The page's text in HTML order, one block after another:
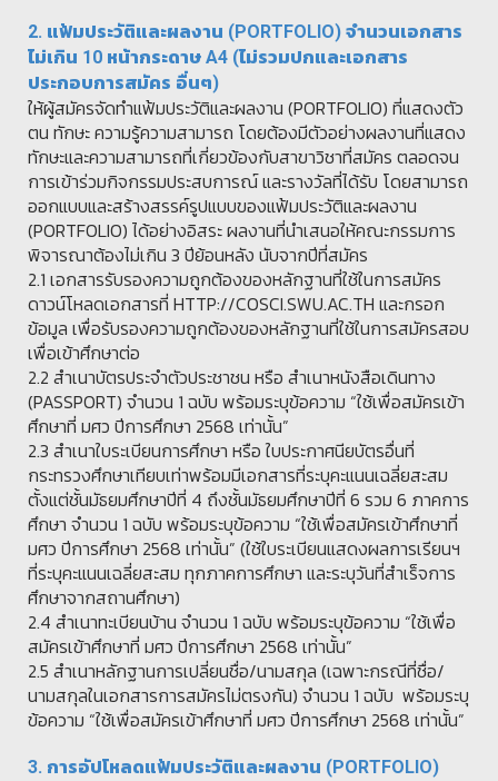
2. แฟ้มประวัติและผลงาน (PORTFOLIO) จำนวนเอกสาร
ไม่เกิน 10 หน้ากระดาษ A4 (ไม่รวมปกและเอกสาร
ประกอบการสมัคร อื่นๆ)
ให้ผู้สมัครจัดทำแฟ้มประวัติและผลงาน (PORTFOLIO) ที่แสดงตัว
ตน ทักษะ ความรู้ความสามารถ โดยต้องมีตัวอย่างผลงานที่แสดง
ทักษะและความสามารถที่เกี่ยวข้องกับสาขาวิชาที่สมัคร ตลอดจน
การเข้าร่วมกิจกรรมประสบการณ์ และรางวัลที่ได้รับ โดยสามารถ
ออกแบบและสร้างสรรค์รูปแบบของแฟ้มประวัติและผลงาน
(PORTFOLIO) ได้อย่างอิสระ ผลงานที่นำเสนอให้คณะกรรมการ
พิจารณาต้องไม่เกิน 3 ปีย้อนหลัง นับจากปีที่สมัคร
2.1 เอกสารรับรองความถูกต้องของหลักฐานที่ใช้ในการสมัคร
ดาวน์โหลดเอกสารที่ HTTP://COSCI.SWU.AC.TH และกรอก
ข้อมูล เพื่อรับรองความถูกต้องของหลักฐานที่ใช้ในการสมัครสอบ
เพื่อเข้าศึกษาต่อ
2.2 สำเนาบัตรประจำตัวประชาชน หรือ สำเนาหนังสือเดินทาง
(PASSPORT) จำนวน 1 ฉบับ พร้อมระบุข้อความ “ใช้เพื่อสมัครเข้า
ศึกษาที่ มศว ปีการศึกษา 2568 เท่านั้น”
2.3 สำเนาใบระเบียนการศึกษา หรือ ใบประกาศนียบัตรอื่นที่
กระทรวงศึกษาเทียบเท่าพร้อมมีเอกสารที่ระบุคะแนนเฉลี่ยสะสม
ตั้งแต่ชั้นมัธยมศึกษาปีที่ 4 ถึงชั้นมัธยมศึกษาปีที่ 6 รวม 6 ภาคการ
ศึกษา จำนวน 1 ฉบับ พร้อมระบุข้อความ “ใช้เพื่อสมัครเข้าศึกษาที่
มศว ปีการศึกษา 2568 เท่านั้น” (ใช้ใบระเบียนแสดงผลการเรียนฯ
ที่ระบุคะแนนเฉลี่ยสะสม ทุกภาคการศึกษา และระบุวันที่สำเร็จการ
ศึกษาจากสถานศึกษา)
2.4 สำเนาทะเบียนบ้าน จำนวน 1 ฉบับ พร้อมระบุข้อความ “ใช้เพื่อ
สมัครเข้าศึกษาที่ มศว ปีการศึกษา 2568 เท่านั้น”
2.5 สำเนาหลักฐานการเปลี่ยนชื่อ/นามสกุล (เฉพาะกรณีที่ชื่อ/
นามสกุลในเอกสารการสมัครไม่ตรงกัน) จำนวน 1 ฉบับ พร้อมระบุ
ข้อความ “ใช้เพื่อสมัครเข้าศึกษาที่ มศว ปีการศึกษา 2568 เท่านั้น”
3. การอัปโหลดแฟ้มประวัติและผลงาน (PORTFOLIO)